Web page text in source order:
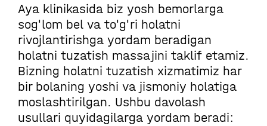
Aya klinikasida biz yosh bemorlarga
sog'lom bel va to'g'ri holatni
rivojlantirishga yordam beradigan
holatni tuzatish massajini taklif etamiz.
Bizning holatni tuzatish xizmatimiz har
bir bolaning yoshi va jismoniy holatiga
moslashtirilgan. Ushbu davolash
usullari quyidagilarga yordam beradi: